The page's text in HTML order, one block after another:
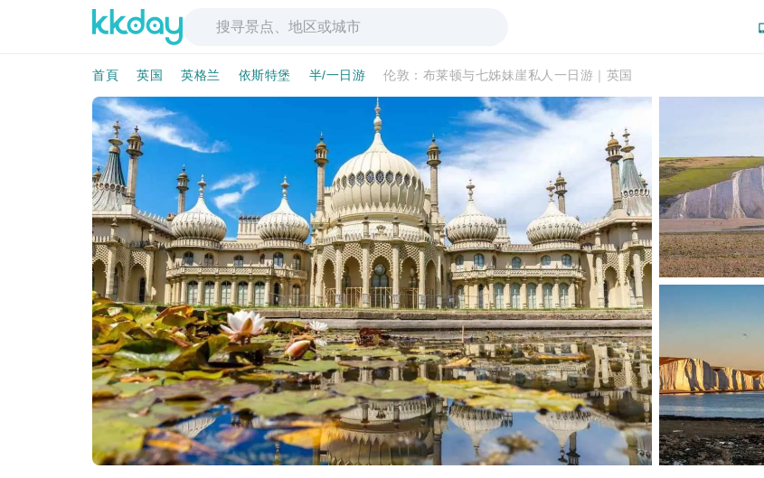
首頁 英国 英格兰 依斯特堡 半/一日游 伦敦：布莱顿与七姊妹崖私人一日游｜英国